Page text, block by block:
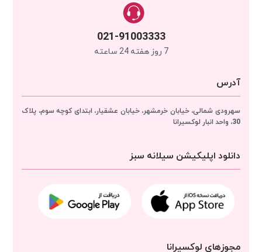
021-91003333
7 روز هفته 24 ساعته
آدرس
سهرودی شمالی، خیابان خرمشهر، خیابان عشقیار، ابتدای کوچه سوم، پلاک
30، واحد انبار
لوکسیرانا
دانلود اپلیکیشن سیلانه سبز
مجوزهای لوکسیرانا